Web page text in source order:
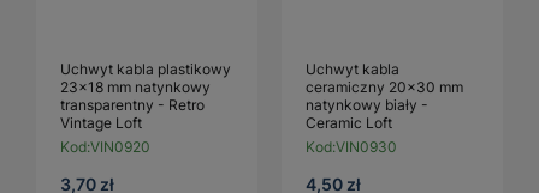
Uchwyt kabla plastikowy
23×18 mm natynkowy
transparentny - Retro
Vintage Loft
Kod:VIN0920
3,70 zł
Uchwyt kabla
ceramiczny 20×30 mm
natynkowy biały -
Ceramic Loft
Kod:VIN0930
4,50 zł